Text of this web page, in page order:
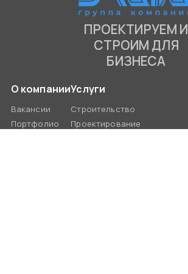
ПРОЕКТИРУЕМ И
СТРОИМ ДЛЯ
БИЗНЕСА
О компании
Вакансии
Портфолио
Услуги
Строительство
Проектирование